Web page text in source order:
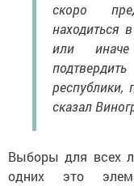
скоро
находиться
или
республики,
сказал
Выборы для всех
одних это